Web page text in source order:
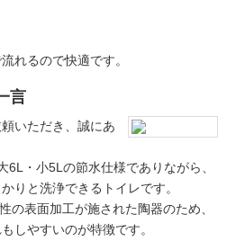
れるので快適です。
言
いただき、誠にあ
6L・小5Lの節水仕様でありながら、
りと洗浄できるトイレです。
の表面加工が施された陶器のため、
しやすいのが特徴です。